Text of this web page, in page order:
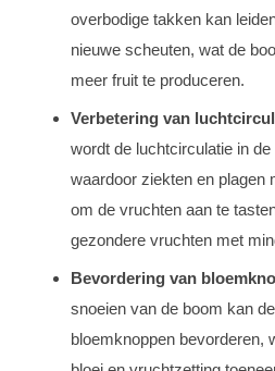
overbodige takken kan
nieuwe scheuten, wat de
meer fruit te produceren.
Verbetering van
wordt de luchtcirculatie in
waardoor ziekten en plagen
om de vruchten aan te
gezondere vruchten met
Bevordering van
snoeien van de boom kan
bloemknoppen bevorderen,